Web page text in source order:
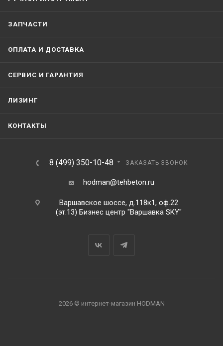
ЗАПЧАСТИ
ОПЛАТА И ДОСТАВКА
СЕРВИС И ГАРАНТИЯ
ЛИЗИНГ
КОНТАКТЫ
8 (499) 350-10-48 ЗАКАЗАТЬ ЗВОНОК
hodman@tehbeton.ru
Варшавское шоссе, д.118к1, оф.22
(эт.13) Бизнес центр "Варшавка SKY"
2026 © интернет-магазин HODMAN